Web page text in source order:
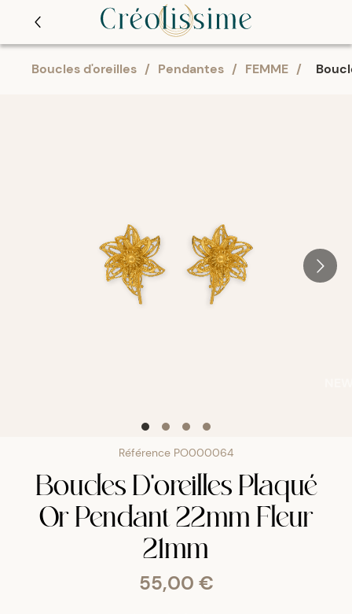
Boucles d'oreilles / Pendantes / FEMME /
Référence PO000064
Boucles D'oreilles Plaqué
Or Pendant 22mm Fleur
21mm
55,00 €